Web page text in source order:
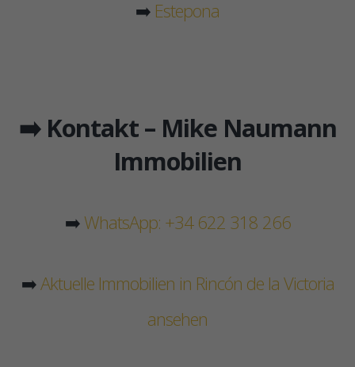
➡️ Estepona
➡️ Kontakt – Mike Naumann
Immobilien
➡️WhatsApp: +34 622 318 266
➡️Aktuelle Immobilien in Rincón de la Victoria
ansehen